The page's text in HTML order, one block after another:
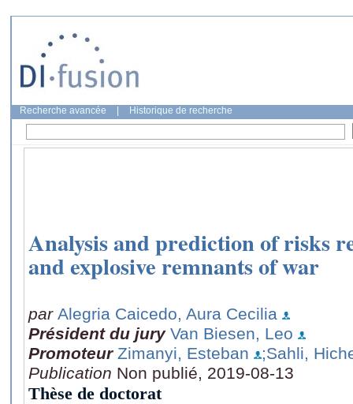
Recherche avancée Historique de recherche
Analysis and prediction of risks
and explosive remnants of war
par Alegria Caicedo, Aura Cecilia
Président du jury Van Biesen, Leo
Promoteur Zimanyi, Esteban
;Sahli,
Publication Non publié, 2019-08-13
Thèse de doctorat